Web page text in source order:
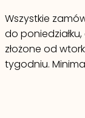
Wszystkie
do
złożone od
tygodniu.